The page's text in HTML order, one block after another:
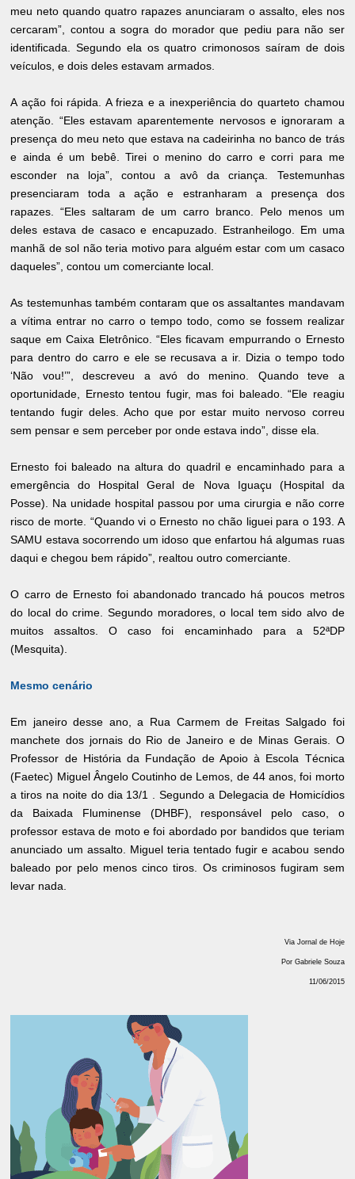
meu neto quando quatro rapazes anunciaram o assalto, eles nos
cercaram”, contou a sogra do morador que pediu para não ser
identificada. Segundo ela os quatro crimonosos saíram de dois
veículos, e dois deles estavam armados.
A ação foi rápida. A frieza e a inexperiência do quarteto chamou
atenção. “Eles estavam aparentemente nervosos e ignoraram a
presença do meu neto que estava na cadeirinha no banco de trás
e ainda é um bebê. Tirei o menino do carro e corri para me
esconder na loja”, contou a avô da criança. Testemunhas
presenciaram toda a ação e estranharam a presença dos
rapazes. “Eles saltaram de um carro branco. Pelo menos um
deles estava de casaco e encapuzado. Estranheilogo. Em uma
manhã de sol não teria motivo para alguém estar com um casaco
daqueles”, contou um comerciante local.
As testemunhas também contaram que os assaltantes mandavam
a vítima entrar no carro o tempo todo, como se fossem realizar
saque em Caixa Eletrônico. “Eles ficavam empurrando o Ernesto
para dentro do carro e ele se recusava a ir. Dizia o tempo todo
‘Não vou!’”, descreveu a avó do menino. Quando teve a
oportunidade, Ernesto tentou fugir, mas foi baleado. “Ele reagiu
tentando fugir deles. Acho que por estar muito nervoso correu
sem pensar e sem perceber por onde estava indo”, disse ela.
Ernesto foi baleado na altura do quadril e encaminhado para a
emergência do Hospital Geral de Nova Iguaçu (Hospital da
Posse). Na unidade hospital passou por uma cirurgia e não corre
risco de morte. “Quando vi o Ernesto no chão liguei para o 193. A
SAMU estava socorrendo um idoso que enfartou há algumas ruas
daqui e chegou bem rápido”, realtou outro comerciante.
O carro de Ernesto foi abandonado trancado há poucos metros
do local do crime. Segundo moradores, o local tem sido alvo de
muitos assaltos. O caso foi encaminhado para a 52ªDP
(Mesquita).
Mesmo cenário
Em janeiro desse ano, a Rua Carmem de Freitas Salgado foi
manchete dos jornais do Rio de Janeiro e de Minas Gerais. O
Professor de História da Fundação de Apoio à Escola Técnica
(Faetec) Miguel Ângelo Coutinho de Lemos, de 44 anos, foi morto
a tiros na noite do dia 13/1 . Segundo a Delegacia de Homicídios
da Baixada Fluminense (DHBF), responsável pelo caso, o
professor estava de moto e foi abordado por bandidos que teriam
anunciado um assalto. Miguel teria tentado fugir e acabou sendo
baleado por pelo menos cinco tiros. Os criminosos fugiram sem
levar nada.
Via Jornal de Hoje
Por Gabriele Souza
11/06/2015